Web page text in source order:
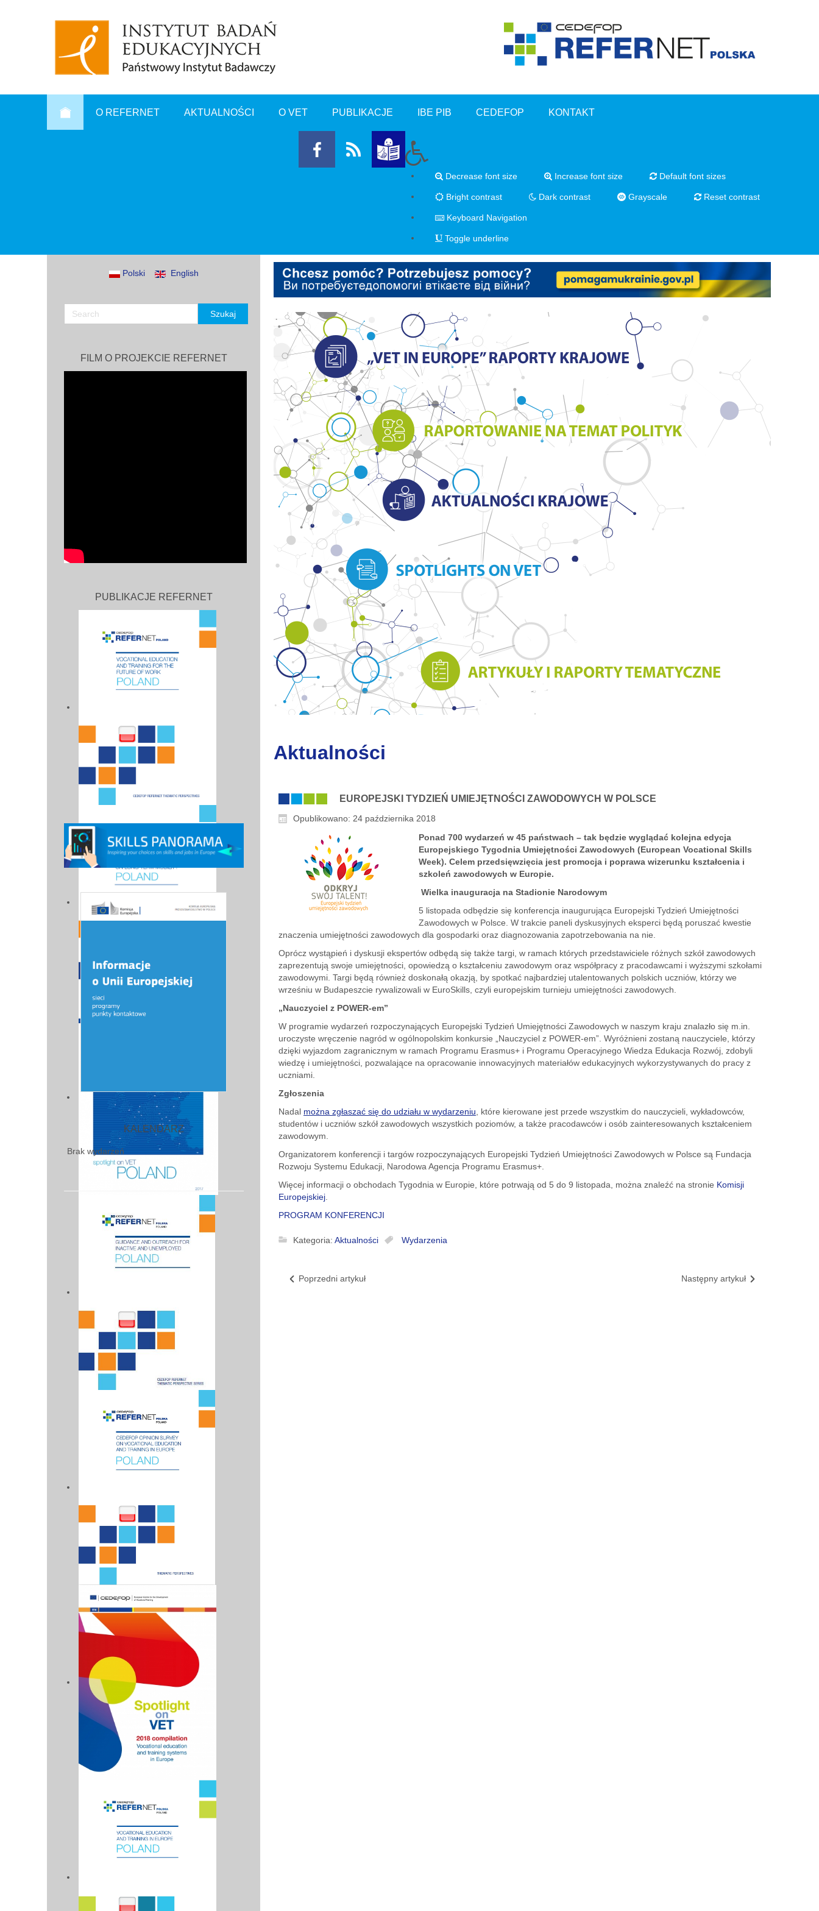
O REFERNET AKTUALNOŚCI O VET PUBLIKACJE IBE PIB CEDEFOP KONTAKT
Decrease font size Increase font size Default font sizes
Bright contrast Dark contrast Grayscale Reset contrast
Keyboard Navigation
Toggle underline
Polski English
FILM O PROJEKCIE REFERNET
PUBLIKACJE REFERNET
KALENDARZ
Brak wydarzeń
Aktualności
EUROPEJSKI TYDZIEŃ UMIEJĘTNOŚCI ZAWODOWYCH W POLSCE
Opublikowano: 24 października 2018
Ponad 700 wydarzeń w 45 państwach – tak będzie wyglądać kolejna edycja
Europejskiego Tygodnia Umiejętności Zawodowych (European Vocational Skills
Week). Celem przedsięwzięcia jest promocja i poprawa wizerunku kształcenia i
szkoleń zawodowych w Europie.
Wielka inauguracja na Stadionie Narodowym
5 listopada odbędzie się konferencja inaugurująca Europejski Tydzień Umiejętności
Zawodowych w Polsce. W trakcie paneli dyskusyjnych eksperci będą poruszać kwestie
znaczenia umiejętności zawodowych dla gospodarki oraz diagnozowania zapotrzebowania na nie.
Oprócz wystąpień i dyskusji ekspertów odbędą się także targi, w ramach których przedstawiciele różnych szkół zawodowych
zaprezentują swoje umiejętności, opowiedzą o kształceniu zawodowym oraz współpracy z pracodawcami i wyższymi szkołami
zawodowymi. Targi będą również doskonałą okazją, by spotkać najbardziej utalentowanych polskich uczniów, którzy we
wrześniu w Budapeszcie rywalizowali w EuroSkills, czyli europejskim turnieju umiejętności zawodowych.
„Nauczyciel z POWER-em”
W programie wydarzeń rozpoczynających Europejski Tydzień Umiejętności Zawodowych w naszym kraju znalazło się m.in.
uroczyste wręczenie nagród w ogólnopolskim konkursie „Nauczyciel z POWER-em”. Wyróżnieni zostaną nauczyciele, którzy
dzięki wyjazdom zagranicznym w ramach Programu Erasmus+ i Programu Operacyjnego Wiedza Edukacja Rozwój, zdobyli
wiedzę i umiejętności, pozwalające na opracowanie innowacyjnych materiałów edukacyjnych wykorzystywanych do pracy z
uczniami.
Zgłoszenia
Nadal można zgłaszać się do udziału w wydarzeniu , które kierowane jest przede wszystkim do nauczycieli, wykładowców,
studentów i uczniów szkół zawodowych wszystkich poziomów, a także pracodawców i osób zainteresowanych kształceniem
zawodowym.
Organizatorem konferencji i targów rozpoczynających Europejski Tydzień Umiejętności Zawodowych w Polsce są Fundacja
Rozwoju Systemu Edukacji, Narodowa Agencja Programu Erasmus+.
Więcej informacji o obchodach Tygodnia w Europie, które potrwają od 5 do 9 listopada, można znaleźć na stronie Komisji
Europejskiej
PROGRAM KONFERENCJI
Kategoria: Aktualności Wydarzenia
Poprzedni artykuł Następny artykuł